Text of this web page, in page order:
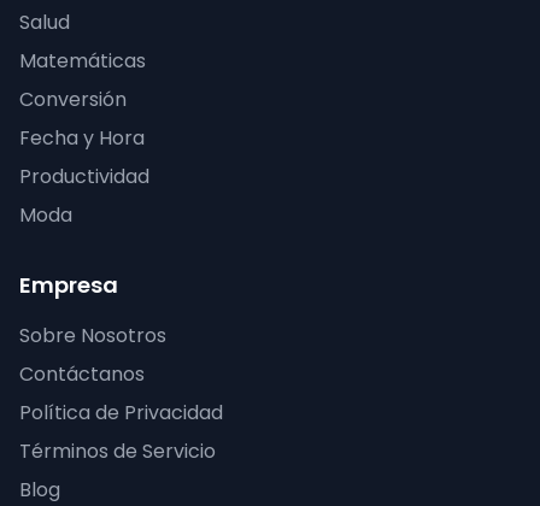
Salud
Matemáticas
Conversión
Fecha y Hora
Productividad
Moda
Empresa
Sobre Nosotros
Contáctanos
Política de Privacidad
Términos de Servicio
Blog